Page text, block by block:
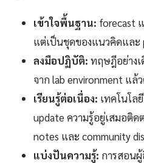
เข้าใจพื้นฐาน: forecast
แต่เป็นชุดของแนวคิดและ
ลงมือปฏิบัติ: ทฤษฎีอย่างเ
จาก lab environment แล้
เรียนรู้ต่อเนื่อง: เทคโนโล
update ความรู้อยู่เสมอติด
notes และ community
แบ่งปันความรู้: การสอน